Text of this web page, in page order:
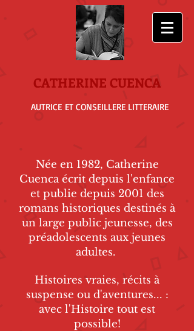
CATHERINE CUENCA
AUTRICEET CONSEILLERELITTERAIRE
Née en 1982, Catherine
Cuenca écrit depuis l'enfance
et publie depuis 2001 des
romans historiques destinés à
un large public jeunesse, des
préadolescents aux jeunes
adultes.
Histoires vraies, récits à
suspense ou d'aventures... :
avec l'Histoire tout est
possible!